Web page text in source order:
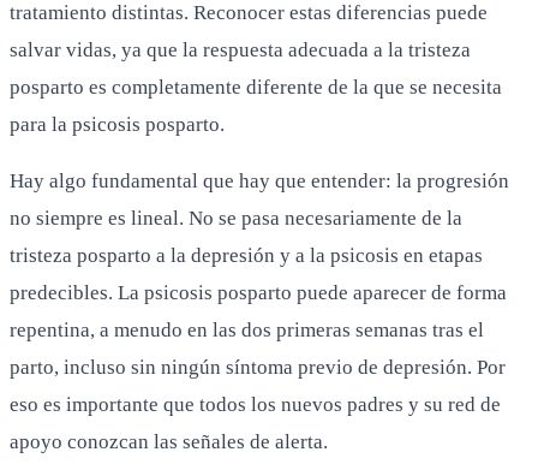
tratamiento distintas. Reconocer estas diferencias puede
salvar vidas, ya que la respuesta adecuada a la tristeza
posparto es completamente diferente de la que se necesita
para la psicosis posparto.
Hay algo fundamental que hay que entender: la progresión
no siempre es lineal. No se pasa necesariamente de la
tristeza posparto a la depresión y a la psicosis en etapas
predecibles. La psicosis posparto puede aparecer de forma
repentina, a menudo en las dos primeras semanas tras el
parto, incluso sin ningún síntoma previo de depresión. Por
eso es importante que todos los nuevos padres y su red de
apoyo conozcan las señales de alerta.